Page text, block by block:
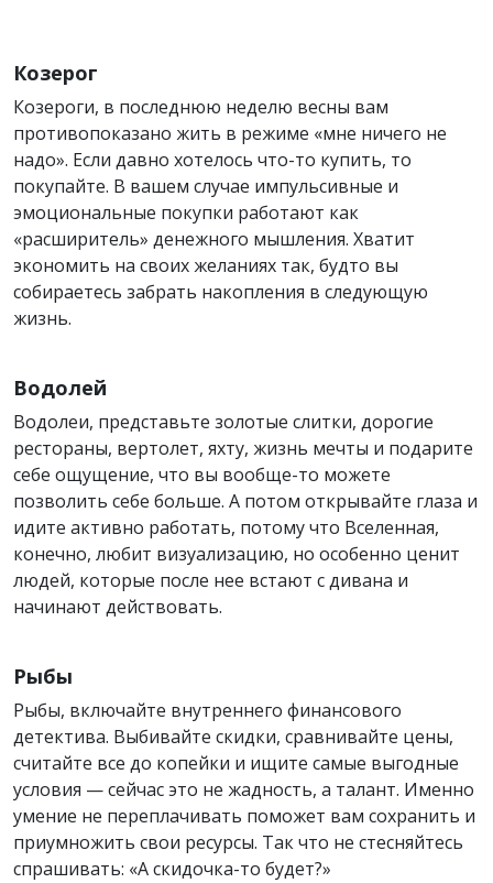
Козерог
Козероги, в последнюю неделю весны вам
противопоказано жить в режиме «мне ничего не
надо». Если давно хотелось что-то купить, то
покупайте. В вашем случае импульсивные и
эмоциональные покупки работают как
«расширитель» денежного мышления. Хватит
экономить на своих желаниях так, будто вы
собираетесь забрать накопления в следующую
жизнь.
Водолей
Водолеи, представьте золотые слитки, дорогие
рестораны, вертолет, яхту, жизнь мечты и подарите
себе ощущение, что вы вообще-то можете
позволить себе больше. А потом открывайте глаза и
идите активно работать, потому что Вселенная,
конечно, любит визуализацию, но особенно ценит
людей, которые после нее встают с дивана и
начинают действовать.
Рыбы
Рыбы, включайте внутреннего финансового
детектива. Выбивайте скидки, сравнивайте цены,
считайте все до копейки и ищите самые выгодные
условия — сейчас это не жадность, а талант. Именно
умение не переплачивать поможет вам сохранить и
приумножить свои ресурсы. Так что не стесняйтесь
спрашивать: «А скидочка-то будет?»